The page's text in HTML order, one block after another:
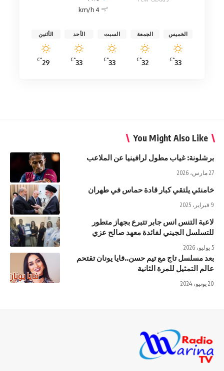
4 km/h
الخميس
33
°C
الجمعة
32
°C
السبت
33
°C
الأحد
33
°C
الأثنين
29
°C
You Might Also Like
برشلونة: غياب مطول لرافينيا عن الملاعب
27 مارس، 2026
خامنئي يلتقي كبار قادة حماس في طهران
9 فبراير، 2025
لاعبة التنس انس جابر تتبرع بجهاز متطور
للتسلسل الجيني لفائدة معهد صالح عزي
5 يوليو، 2026
بعد مسلسل تاج مع تيم حسن..فايا يونان تقتحم
عالم التمثيل للمرة الثانية
20 يونيو، 2024